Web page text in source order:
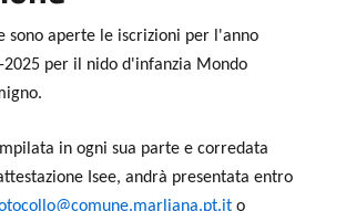
sono aperte le iscrizioni per l'anno
2025 per il nido d'infanzia Mondo
in ogni sua parte e corredata
Isee, andrà presentata entro
o